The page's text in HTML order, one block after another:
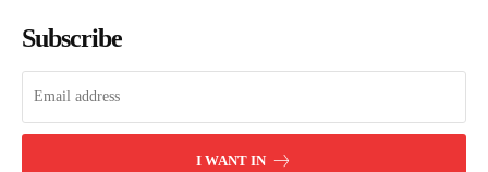
Subscribe
I WANT IN